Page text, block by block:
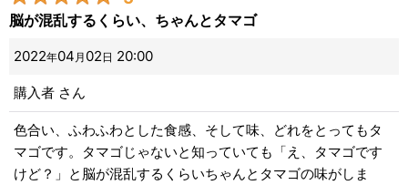
脳が混乱するくらい、ちゃんとタマゴ
2022年04 月 02 日 20:00
購入者 さん
色合い、ふわふわとした食感、そして味、どれをとってもタ
マゴです。タマゴじゃないと知っていても「え、タマゴです
けど？」と脳が混乱するくらいちゃんとタマゴの味がしま